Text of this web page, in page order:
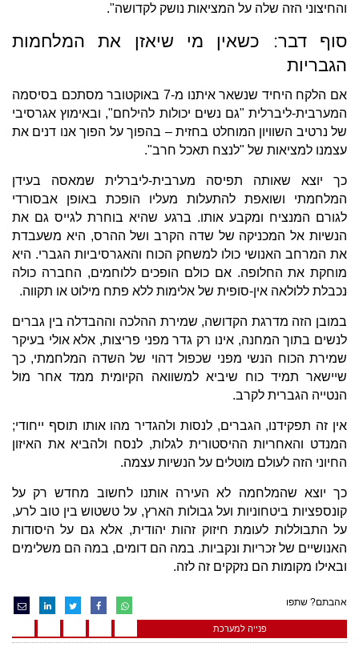
והחיצוני הזה שלה על המציאות נושק לקדושה".
סוף דבר: כשאין מי שיאזן את המלחמות
הגבריות
אם הלקח היחיד שנשאר איתנו מ-7 באוקטובר מסתכם בסיסמה
המערבית-ליברלית "גם נשים יכולות להילחם", ובאימוץ אגרסיבי
של נרטיב השוויון המוחלט בחזית – בהפוך על הפוך אנו דנים את
עצמנו למציאות של "לנצח תאכל חרב".
כך יוצא שאותה תפיסה מערבית-ליברלית שמאסה בעידן
המלחמתי ושואפת להתעלות מעליו הופכת באופן אבסורדי
לגורם המנציח ומקבע אותו. ברגע שהיא בוחרת לגייס גם את
הנשיות אל המכניקה של שדה הקרב ושל ההרס, היא משעבדת
את המרחב האנושי כולו למשחק הכוח והאגרסיביות הגברי. היא
מוחקת את החלופה. אם כולם הופכים ללוחמים, החברה כולה
נכבלת ללולאה אין-סופית של אלימות ללא פתח מילוט או תקווה.
במובן הזה מדרגת הקדושה, שמירת ההלכה וההבדלה בין גברים
לנשים בתוך המחנה, אינו רק גדר מפני פריצות, אלא אולי בעיקר
שמירת הכוח הנשי מפני שכפול דהוי של השדה המלחמתי, כך
שיישאר תמיד כוח שיביא למשוואה הקיומית ממד אחר מול
הנטייה הגברית לקרב.
אין זה תפקידנו, הגברים, לנסות ולהגדיר מהו אותו תוסף ייחודי;
המנדט והאחריות ההיסטורית לגלות, לנסח ולהביא את האיזון
החיוני הזה לעולם מוטלים על הנשיות עצמה.
כך יוצא שהמלחמה לא העירה אותנו לחשוב מחדש רק על
קונספציות ביטחוניות ועל גבולות הארץ, על טשטוש בין טוב לרע,
על התבוללות לעומת חיזוק זהות יהודית, אלא גם על היסודות
האנושיים של זכריות ונקביות. במה הם דומים, במה הם משלימים
ובאילו מקומות הם נזקקים זה לזה.
אהבתם? שתפו
פנייה למערכת